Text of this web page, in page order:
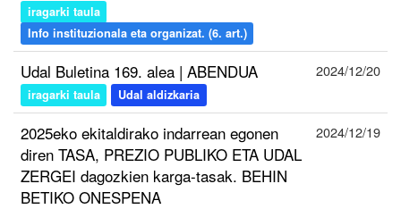
iragarki taula
Info instituzionala eta organizat. (6. art.)
Udal Buletina 169. alea | ABENDUA
iragarki taula Udal aldizkaria
2024/12/20
2025eko ekitaldirako indarrean egonen
diren TASA, PREZIO PUBLIKO ETA UDAL
ZERGEI dagozkien karga-tasak. BEHIN
BETIKO ONESPENA
2024/12/19